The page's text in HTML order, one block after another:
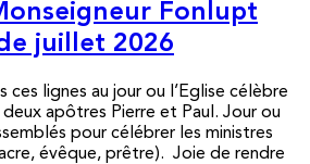
Fonlupt
juillet 2026
ces lignes au jour ou l’Eglise célèbre
apôtres Pierre et Paul. Jour ou
pour célébrer les ministres
évêque, prêtre). Joie de rendre